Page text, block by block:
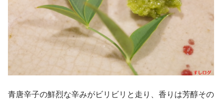
青唐辛子の鮮烈な辛みがビリビリと走り、香りは芳醇その